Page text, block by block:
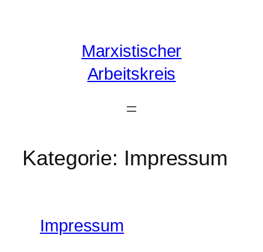
Marxistischer
Arbeitskreis
Kategorie: Impressum
Impressum